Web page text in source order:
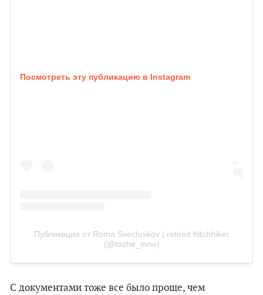
Посмотреть эту публикацию в Instagram
Публикация от Roma Svechnikov | retired hitchhiker
(@tozhe_mne)
С документами тоже все было проще, чем